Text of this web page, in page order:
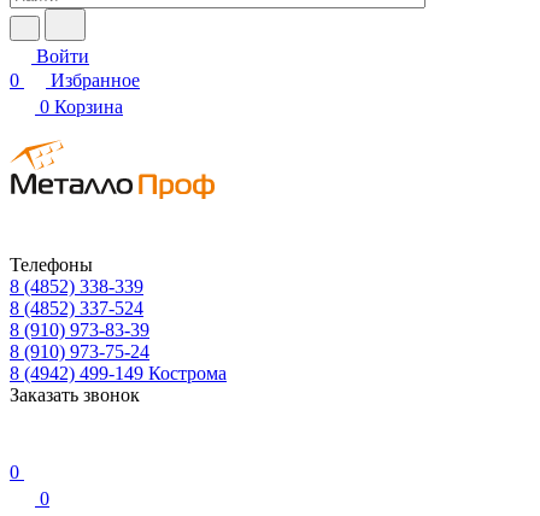
Войти
0
Избранное
0 Корзина
Телефоны
8 (4852) 338-339
8 (4852) 337-524
8 (910) 973-83-39
8 (910) 973-75-24
8 (4942) 499-149 Кострома
Заказать звонок
0
0